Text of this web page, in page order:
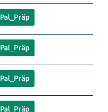
Pal_Präp
Pal_Präp
Pal_Präp
Pal_Präp